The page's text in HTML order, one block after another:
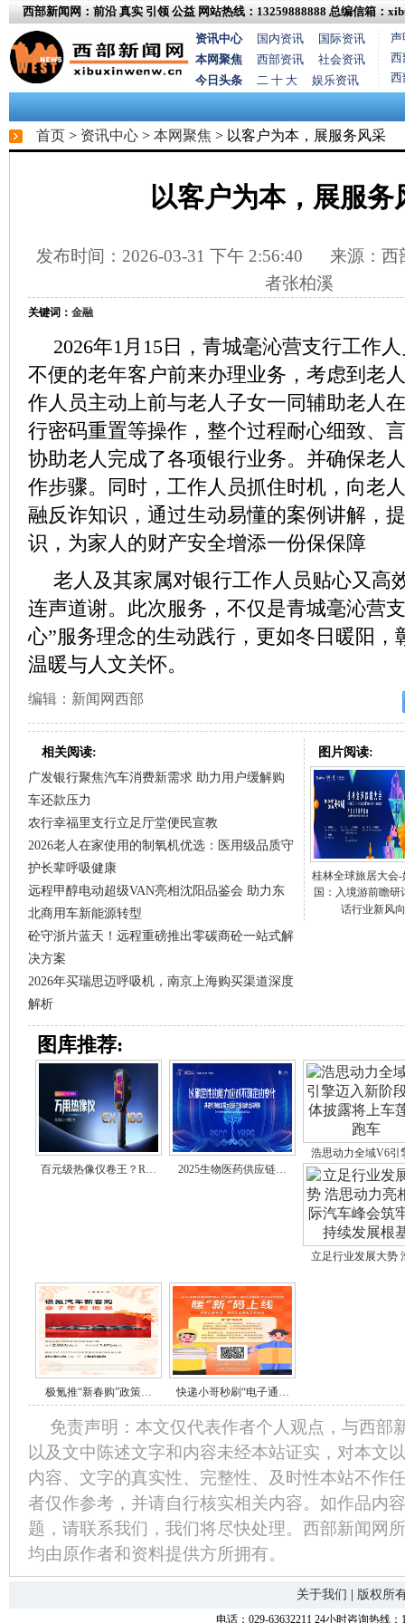
西部新闻网：前沿 真实 引领 公益 网站热线：13259888888 总编信箱：
资讯中心
国内资讯
国际资讯
本网聚焦
西部资讯
社会资讯
今日头条
二 十 大 娱乐资讯
声
西
西
首页 > 资讯中心 > 本网聚焦 > 以客户为本，展服务风采
以客户为本，展服务
发布时间：2026-03-31 下午 2:56:40 来源：西
者张柏溪
关键词： 金融
2026年1月15日，青城毫沁营支行工作
不便的老年客户前来办理业务，考虑到老
作人员主动上前与老人子女一同辅助老人
行密码重置等操作，整个过程耐心细致、
协助老人完成了各项银行业务。并确保老
作步骤。同时，工作人员抓住时机，向老
融反诈知识，通过生动易懂的案例讲解，
识，为家人的财产安全增添一份保保障
老人及其家属对银行工作人员贴心又高
连声道谢。此次服务，不仅是青城毫沁营
心”服务理念的生动践行，更如冬日暖阳，
温暖与人文关怀。
编辑：新闻网西部
相关阅读:
广发银行聚焦汽车消费新需求 助力用户缓解购
车还款压力
农行幸福里支行立足厅堂便民宣教
2026老人在家使用的制氧机优选：医用级品质守
护长辈呼吸健康
远程甲醇电动超级VAN亮相沈阳品鉴会 助力东
北商用车新能源转型
砼守浙片蓝天！远程重磅推出零碳商砼一站式解
决方案
2026年买瑞思迈呼吸机，南京上海购买渠道深度
解析
图片阅读:
桂林全球旅居大会-
国：入境游前瞻研
话行业新风向
图库推荐:
百元级热像仪卷王？R… 2025生物医药供应链…
浩思动力全域V6
立足行业发展大势
极氪推“新春购”政策… 快递小哥秒刷“电子通…
免责声明：本文仅代表作者个人观点，与西部
以及文中陈述文字和内容未经本站证实，对本文
内容、文字的真实性、完整性、及时性本站不作
者仅作参考，并请自行核实相关内容。如作品内
题，请联系我们，我们将尽快处理。西部新闻网
均由原作者和资料提供方所拥有。
关于我们 版权所
电话：029-63632211 24小时咨询热线